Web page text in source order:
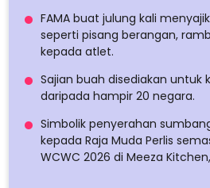
FAMA buat julung kali
seperti pisang berangan,
kepada atlet.
Sajian buah disediakan untuk
daripada hampir 20 negara.
Simbolik penyerahan
kepada Raja Muda Perlis
WCWC 2026 di Meeza